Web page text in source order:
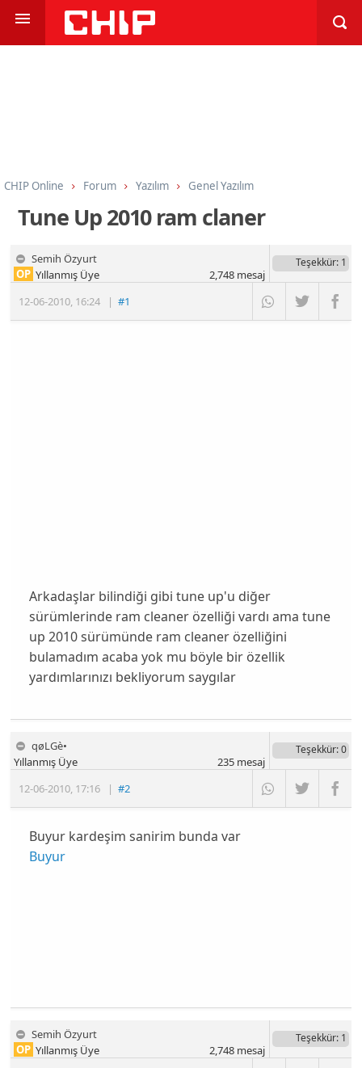
CHIP Online Forum Yazılım Genel Yazılım
Tune Up 2010 ram claner
Semih Özyurt
12-06-2010, 16:24 |#1
OP Yıllanmış Üye
Teşekkür: 1
2,748mesaj
Arkadaşlar bilindiği gibi tune up'u diğer
sürümlerinde ram cleaner özelliği vardı ama tune
up 2010 sürümünde ram cleaner özelliğini
bulamadım acaba yok mu böyle bir özellik
yardımlarınızı bekliyorum saygılar
qøLGè•
12-06-2010, 17:16 |#2
Yıllanmış Üye
Teşekkür: 0
235mesaj
Buyur kardeşim sanirim bunda var
Buyur
Semih Özyurt
OP Yıllanmış Üye
Teşekkür: 1
2,748mesaj